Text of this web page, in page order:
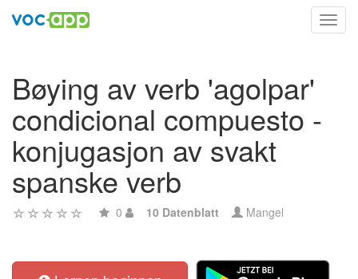
Bøying av verb 'agolpar'
condicional compuesto -
konjugasjon av svakt
spanske verb
0 10 Datenblatt Mangel